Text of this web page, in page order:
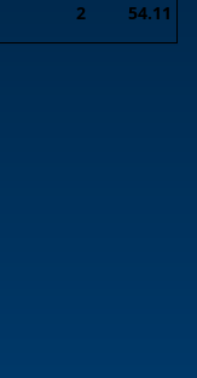
2 54.11